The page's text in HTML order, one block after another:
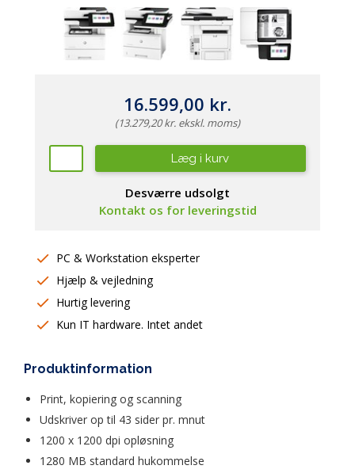
Produktinformation
Print, kopiering og scanning
Udskriver op til 43 sider pr. mnut
1200 x 1200 dpi opløsning
1280 MB standard hukommelse
16.599,00 kr.
(13.279,20 kr. ekskl. moms)
Læg i kurv
Desværre udsolgt
Kontakt os for leveringstid
PC & Workstation eksperter
Hjælp & vejledning
Hurtig levering
Kun IT hardware. Intet andet